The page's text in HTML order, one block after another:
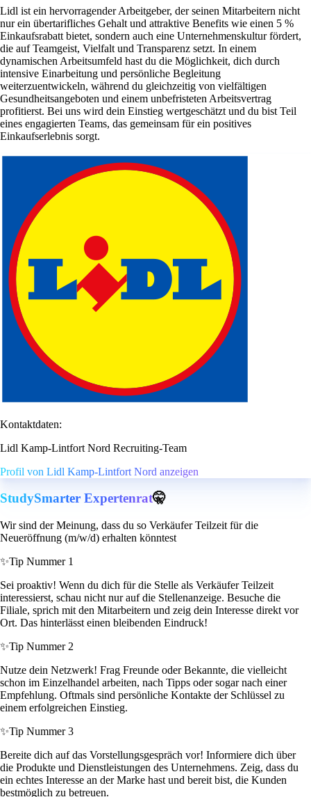
Lidl ist ein hervorragender Arbeitgeber, der seinen Mitarbeitern nicht
nur ein übertarifliches Gehalt und attraktive Benefits wie einen 5 %
Einkaufsrabatt bietet, sondern auch eine Unternehmenskultur fördert,
die auf Teamgeist, Vielfalt und Transparenz setzt. In einem
dynamischen Arbeitsumfeld hast du die Möglichkeit, dich durch
intensive Einarbeitung und persönliche Begleitung
weiterzuentwickeln, während du gleichzeitig von vielfältigen
Gesundheitsangeboten und einem unbefristeten Arbeitsvertrag
profitierst. Bei uns wird dein Einstieg wertgeschätzt und du bist Teil
eines engagierten Teams, das gemeinsam für ein positives
Einkaufserlebnis sorgt.
Kontaktdaten:
Lidl Kamp-Lintfort Nord Recruiting-Team
Profil von Lidl Kamp-Lintfort Nord anzeigen
StudySmarter Expertenrat🤫
Wir sind der Meinung, dass du so Verkäufer Teilzeit für die
Neueröffnung (m/w/d) erhalten könntest
✨Tip Nummer 1
Sei proaktiv! Wenn du dich für die Stelle als Verkäufer Teilzeit
interessierst, schau nicht nur auf die Stellenanzeige. Besuche die
Filiale, sprich mit den Mitarbeitern und zeig dein Interesse direkt vor
Ort. Das hinterlässt einen bleibenden Eindruck!
✨Tip Nummer 2
Nutze dein Netzwerk! Frag Freunde oder Bekannte, die vielleicht
schon im Einzelhandel arbeiten, nach Tipps oder sogar nach einer
Empfehlung. Oftmals sind persönliche Kontakte der Schlüssel zu
einem erfolgreichen Einstieg.
✨Tip Nummer 3
Bereite dich auf das Vorstellungsgespräch vor! Informiere dich über
die Produkte und Dienstleistungen des Unternehmens. Zeig, dass du
ein echtes Interesse an der Marke hast und bereit bist, die Kunden
bestmöglich zu betreuen.